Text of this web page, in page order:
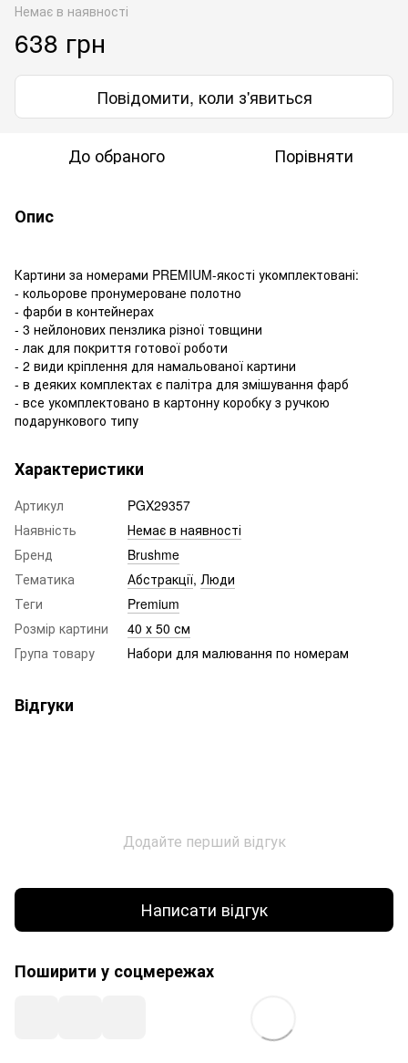
Немає в наявності
638 грн
Повідомити, коли з'явиться
До обраного Порівняти
Опис
Картини за номерами PREMIUM-якості укомплектовані:
- кольорове пронумероване полотно
- фарби в контейнерах
- 3 нейлонових пензлика різної товщини
- лак для покриття готової роботи
- 2 види кріплення для намальованої картини
- в деяких комплектах є палітра для змішування фарб
- все укомплектовано в картонну коробку з ручкою
подарункового типу
Характеристики
Артикул
PGX29357
Наявність
Немає в наявності
Бренд
Brushme
Тематика
Абстракції, Люди
Теги
Premium
Розмір картини
40 х 50 см
Група товару
Набори для малювання по номерам
Відгуки
Додайте перший відгук
Написати відгук
Поширити у соцмережах